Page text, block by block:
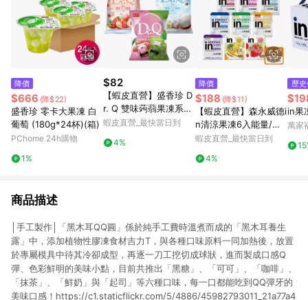
降價
$666 (降$22)
盛香珍 零卡大果凍 白
葡萄 (180g*24杯)(箱)
PChome 24h購物
1%
$82
【蝦皮直營】盛香珍 D
r. Q 雙味蒟蒻果凍系列
420g/包 0卡 零卡 水
荔枝 芭樂 點心
蝦皮直營_最快當日到
4%
降價
$188 (降$11)
【蝦皮直營】森永威德i
n清涼果凍6入能量/維
他命/綜合礦物質/膠原
+B群 營養補給 運動
蝦皮直營_最快當日到
4%
歷
in果
萬家
商品描述
│手工製作│「黑木耳QQ圓」係於純手工費時溫煮而成的「黑木耳養生
露」中，添加植物性膠凍食材吉力T，與各種口味原料一同加熱後，放置
於專屬模具中待其冷卻成型，再逐一刀工挖切成球狀，進而製成口感Q
彈、色彩鮮明的美味小點，目前共推出「黑糖」、「可可」、「咖啡」、
「抹茶」、「鮮奶」與「起司」等六種口味，每一口都能吃到QQ彈牙的
美味口感！https://c1.staticflickr.com/5/4886/45982793011_21a77a4